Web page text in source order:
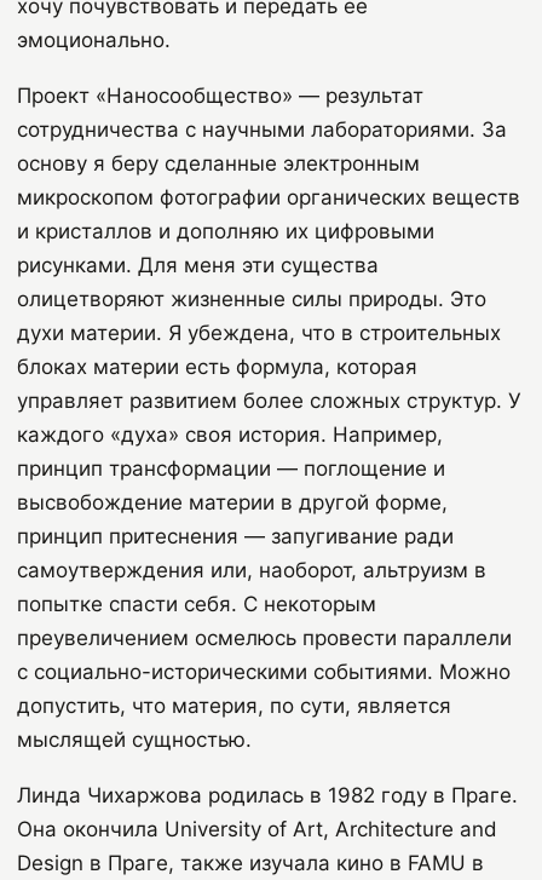
хочу почувствовать и передать ее
эмоционально.
Проект «Наносообщество» — результат
сотрудничества с научными лабораториями. За
основу я беру сделанные электронным
микроскопом фотографии органических веществ
и кристаллов и дополняю их цифровыми
рисунками. Для меня эти существа
олицетворяют жизненные силы природы. Это
духи материи. Я убеждена, что в строительных
блоках материи есть формула, которая
управляет развитием более сложных структур. У
каждого «духа» своя история. Например,
принцип трансформации — поглощение и
высвобождение материи в другой форме,
принцип притеснения — запугивание ради
самоутверждения или, наоборот, альтруизм в
попытке спасти себя. С некоторым
преувеличением осмелюсь провести параллели
с социально-историческими событиями. Можно
допустить, что материя, по сути, является
мыслящей сущностью.
Линда Чихаржова родилась в 1982 году в Праге.
Она окончила University of Art, Architecture and
Design в Праге, также изучала кино в FAMU в